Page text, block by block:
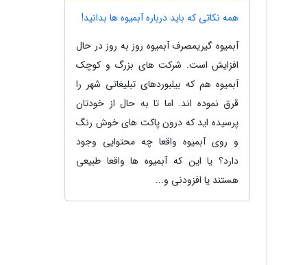
همه نکاتی که باید درباره آبمیوه ها بدانید!
آبمیوه گیریمصرف آبمیوه روز به روز در حال
افزایش است. شرکت های بزرگ و کوچک
آبمیوه هم که بیلبوردهای تبلیغاتی شهر را
قرق نموده اند. اما تا به حال از خودتان
پرسیده اید که درون پاکت های خوش رنگ
و روی آبمیوه واقعا چه محتوایی وجود
دارد؟ یا این که آبمیوه ها واقعا طبیعی
هستند یا افزودنی و...